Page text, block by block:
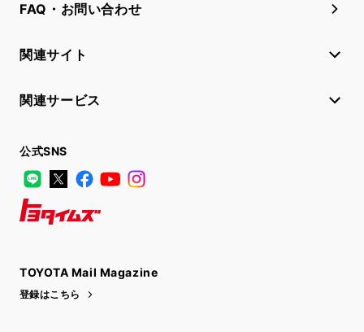
FAQ・お問い合わせ
関連サイト
関連サービス
公式SNS
LINE
X FacebookYouTube
TOYOTA Mail Magazine
登録はこちら